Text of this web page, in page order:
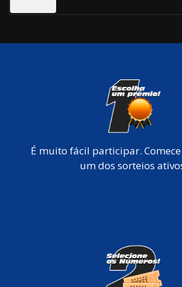
É muito fácil participar.
um dos sorteios